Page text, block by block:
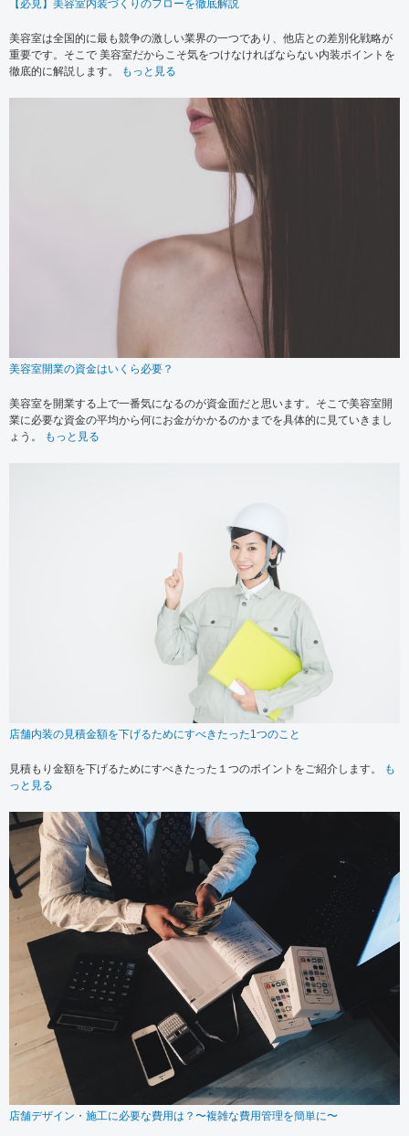
【必見】美容室内装づくりのフローを徹底解説
美容室は全国的に最も競争の激しい業界の一つであり、他店との差別化戦略が
重要です。そこで 美容室だからこそ気をつけなければならない内装ポイントを
徹底的に解説します。
もっと見る
美容室開業の資金はいくら必要？
美容室を開業する上で一番気になるのが資金面だと思います。そこで美容室開
業に必要な資金の平均から何にお金がかかるのかまでを具体的に見ていきまし
ょう。
もっと見る
店舗内装の見積金額を下げるためにすべきたった1つのこと
見積もり金額を下げるためにすべきたった１つのポイントをご紹介します。
も
っと見る
店舗デザイン・施工に必要な費用は？〜複雑な費用管理を簡単に〜